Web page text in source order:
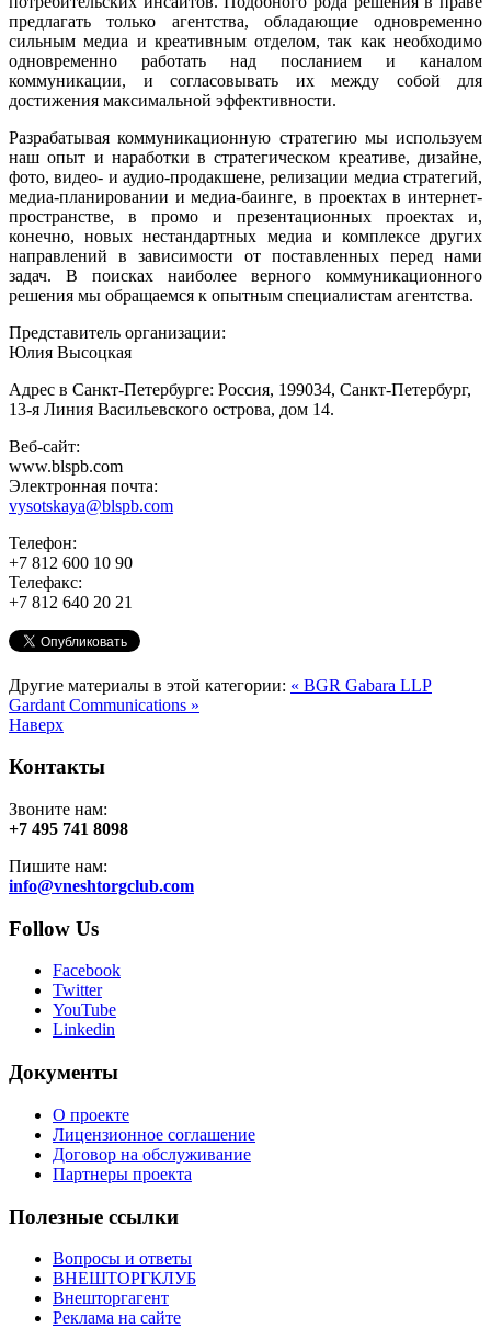
предлагать только агентства, обладающие одновременно
сильным медиа и креативным отделом, так как необходимо
одновременно работать над посланием и каналом
коммуникации, и согласовывать их между собой для
достижения максимальной эффективности.
Разрабатывая коммуникационную стратегию мы используем
наш опыт и наработки в стратегическом креативе, дизайне,
фото, видео- и аудио-продакшене, релизации медиа стратегий,
медиа-планировании и медиа-баинге, в проектах в интернет-
пространстве, в промо и презентационных проектах и,
конечно, новых нестандартных медиа и комплексе других
направлений в зависимости от поставленных перед нами
задач. В поисках наиболее верного коммуникационного
решения мы обращаемся к опытным специалистам агентства.
Представитель организации:
Юлия Высоцкая
Адрес в Санкт-Петербурге: Россия, 199034, Санкт-Петербург,
13-я Линия Васильевского острова, дом 14.
Веб-сайт:
www.blspb.com
Электронная почта:
vysotskaya@blspb.com
Телефон:
+7 812 600 10 90
Телефакс:
+7 812 640 20 21
Другие материалы в этой категории: « BGR Gabara LLP
Gardant Communications »
Наверх
Контакты
Звоните нам:
+7 495 741 8098
Пишите нам:
info@vneshtorgclub.com
Follow Us
Facebook
Twitter
YouTube
Linkedin
Документы
О проекте
Лицензионное соглашение
Договор на обслуживание
Партнеры проекта
Полезные ссылки
Вопросы и ответы
ВНЕШТОРГКЛУБ
Внешторгагент
Реклама на сайте